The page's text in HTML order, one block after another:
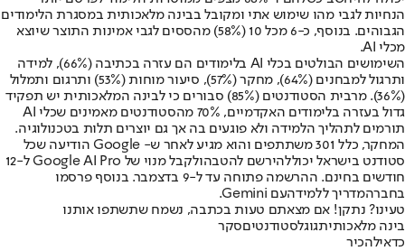
הנחיות לגבי מהו שימוש אתי ומקובל בבינה מלאכותית במסגרת הלימודים
הגבוהים. בנוסף, כ-6 מכל 10 (58%) מהססים לגבי אמינות התוצר שיוצא
מכלי AI.
השימושים הבולטים בכלי AI בלימודים הם עזרה בכתיבה (66%), למידה
ותרגול למבחנים (64%), מחקר (57%), סיעור מוחות (53%) ותרגום ותמלול
(36%). מרבית הסטודנטים (85%) סבורים כי לבינה המלאכותית יש תפקיד
גדול בעזרה בלימודים האקדמיים, 70% מהסטודנטים מאמינים שכלי AI
תורמים לתהליך הלמידה ולא פוגעים בה אך גם יוצרים תלות בטכנולוגיה.
המחקר, כלל 301 משתתפים והוא מגיע לאחר ש- Google הודיעה שכל
סטודנט בישראל יכוללהירשם להטבה
ולקבל מנוי של Google AI Pro ל-12
חודשים בחינם. ההרשמה פתוחה עד ל-9 בדצמבר. בנוסף פרסמו
בחברהמדריך ללמידהעם Gemini.
טעינו? נתקן! אם מצאתם טעות בכתבה, נשמח שתשתפו אותנו
בינה מלאכותיתגוגלסטודנטיםסקר
כדאילהכיר